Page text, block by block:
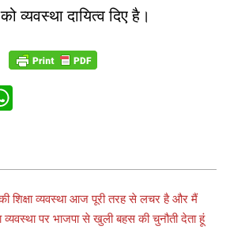
व्यवस्था दायित्व दिए है।
की शिक्षा व्यवस्था आज पूरी तरह से लचर है और मैं
व्यवस्था पर भाजपा से खुली बहस की चुनौती देता हूं